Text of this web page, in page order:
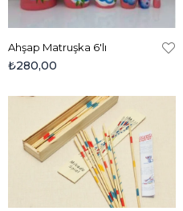
Ahşap Matruşka 6'lı
₺280,00